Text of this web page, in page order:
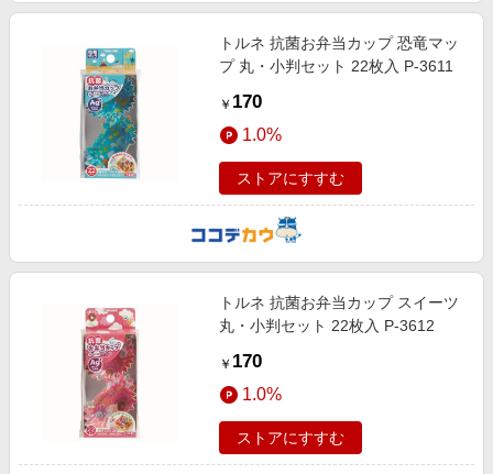
トルネ 抗菌お弁当カップ 恐竜マッ
プ 丸・小判セット 22枚入 P-3611
￥ 170
1.0%
ストアにすすむ
トルネ 抗菌お弁当カップ スイーツ
丸・小判セット 22枚入 P-3612
￥ 170
1.0%
ストアにすすむ